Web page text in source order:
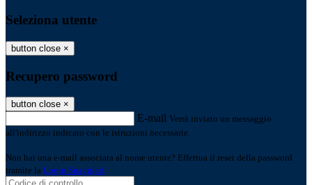
Seleziona utente
button close ×
Recupero password
button close ×
E-mail Verrà inviato un messaggio
all'indirizzo indicato con le istruzioni necessarie.
Non hai una e-mail associata al nome utente? Effettua il reset della password
tramite la Login Spaggiari